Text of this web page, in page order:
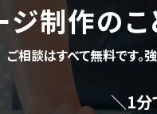
制作のこ
ご相談はすべて無料です。
＼1分